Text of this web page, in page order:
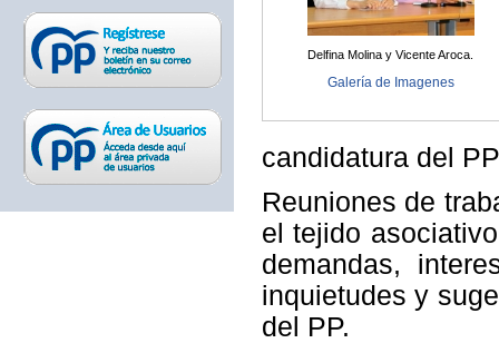
Delfina Molina y Vicente Aroca.
Galería de Imagenes
candidatura del
Reuniones de
el tejido
demandas,
inquietudes y
del PP.